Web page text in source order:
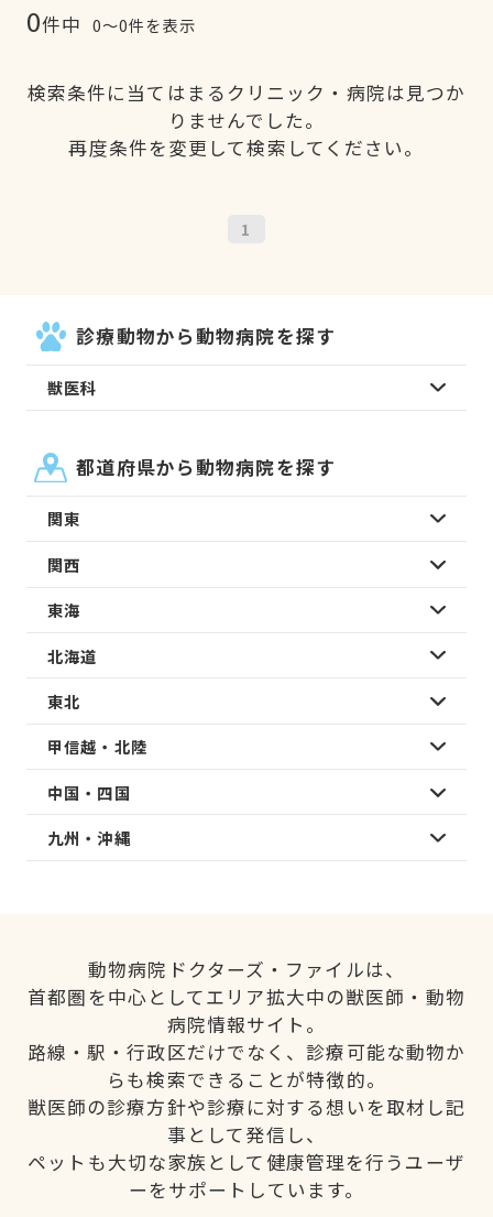
0件中 0〜0件を表示
検索条件に当てはまるクリニック・病院は見つか
りませんでした。
再度条件を変更して検索してください。
1
診療動物から動物病院を探す
獣医科
都道府県から動物病院を探す
関東
関西
東海
北海道
東北
甲信越・北陸
中国・四国
九州・沖縄
動物病院ドクターズ・ファイルは、
首都圏を中心としてエリア拡大中の獣医師・動物
病院情報サイト。
路線・駅・行政区だけでなく、診療可能な動物か
らも検索できることが特徴的。
獣医師の診療方針や診療に対する想いを取材し記
事として発信し、
ペットも大切な家族として健康管理を行うユーザ
ーをサポートしています。